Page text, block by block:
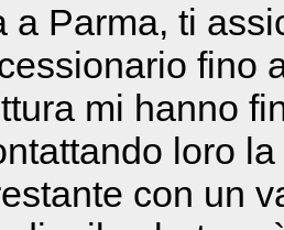
a Parma, ti
fino
mi hanno
loro
con un